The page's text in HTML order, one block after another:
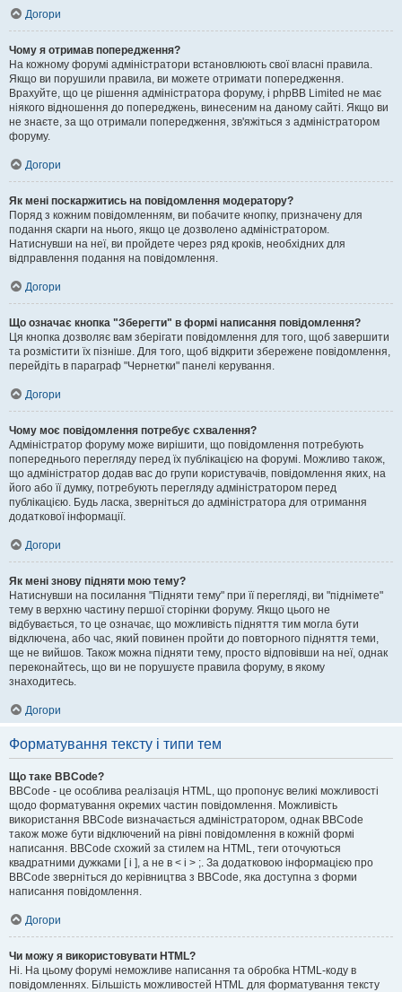
Догори
Чому я отримав попередження?
На кожному форумі адміністратори встановлюють свої власні правила.
Якщо ви порушили правила, ви можете отримати попередження.
Врахуйте, що це рішення адміністратора форуму, і phpBB Limited не має
ніякого відношення до попереджень, винесеним на даному сайті. Якщо ви
не знаєте, за що отримали попередження, зв'яжіться з адміністратором
форуму.
Догори
Як мені поскаржитись на повідомлення модератору?
Поряд з кожним повідомленням, ви побачите кнопку, призначену для
подання скарги на нього, якщо це дозволено адміністратором.
Натиснувши на неї, ви пройдете через ряд кроків, необхідних для
відправлення подання на повідомлення.
Догори
Що означає кнопка "Зберегти" в формі написання повідомлення?
Ця кнопка дозволяє вам зберігати повідомлення для того, щоб завершити
та розмістити їх пізніше. Для того, щоб відкрити збережене повідомлення,
перейдіть в параграф "Чернетки" панелі керування.
Догори
Чому моє повідомлення потребує схвалення?
Адміністратор форуму може вирішити, що повідомлення потребують
попереднього перегляду перед їх публікацією на форумі. Можливо також,
що адміністратор додав вас до групи користувачів, повідомлення яких, на
його або її думку, потребують перегляду адміністратором перед
публікацією. Будь ласка, зверніться до адміністратора для отримання
додаткової інформації.
Догори
Як мені знову підняти мою тему?
Натиснувши на посилання "Підняти тему" при її перегляді, ви "піднімете"
тему в верхню частину першої сторінки форуму. Якщо цього не
відбувається, то це означає, що можливість підняття тим могла бути
відключена, або час, який повинен пройти до повторного підняття теми,
ще не вийшов. Також можна підняти тему, просто відповівши на неї, однак
переконайтесь, що ви не порушуєте правила форуму, в якому
знаходитесь.
Догори
Форматування тексту і типи тем
Що таке BBCode?
BBCode - це особлива реалізація HTML, що пропонує великі можливості
щодо форматування окремих частин повідомлення. Можливість
використання BBCode визначається адміністратором, однак BBCode
також може бути відключений на рівні повідомлення в кожній формі
написання. BBCode схожий за стилем на HTML, теги оточуються
квадратними дужками [ і ], а не в < і > ;. За додатковою інформацією про
BBCode зверніться до керівництва з BBCode, яка доступна з форми
написання повідомлення.
Догори
Чи можу я використовувати HTML?
Ні. На цьому форумі неможливе написання та обробка HTML-коду в
повідомленнях. Більшість можливостей HTML для форматування тексту